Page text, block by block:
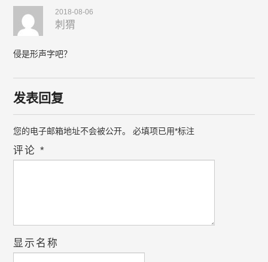
2018-08-06
刺猬
侵是形声字吧？
发表回复
您的电子邮箱地址不会被公开。 必填项已用*标注
评论*
显示名称